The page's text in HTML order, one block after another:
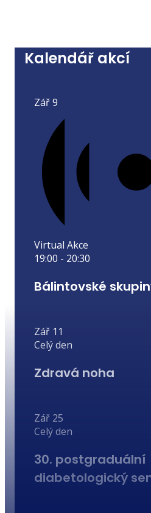
Kalendář akcí
Zář9
Virtual Akce
19:00 - 20:30
Bálintovské
Zář 11
Celý den
Zdravá noha
Zář 25
Celý den
30. postgraduální
diabetologický